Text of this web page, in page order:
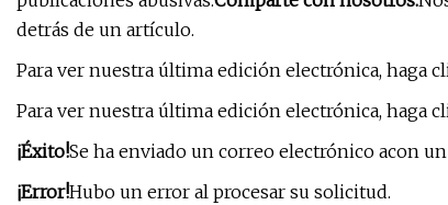
detrás de un artículo.
Para ver nuestra última edición electrónica, haga
Para ver nuestra última edición electrónica, haga
¡Éxito!Se ha enviado un correo electrónico acon
¡Error!Hubo un error al procesar su solicitud.